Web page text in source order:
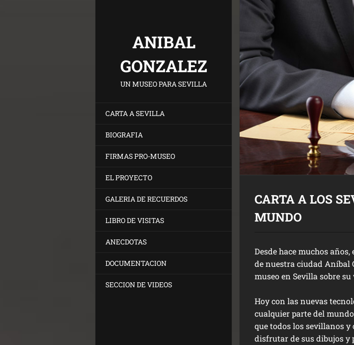
ANIBAL
GONZALEZ
UN MUSEO PARA SEVILLA
CARTA A SEVILLA
BIOGRAFIA
FIRMAS PRO-MUSEO
EL PROYECTO
GALERIA DE RECUERDOS
LIBRO DE VISITAS
ANECDOTAS
DOCUMENTACION
SECCION DE VIDEOS
CARTA A LOS
MUNDO
Desde hace muchos
de nuestra ciudad Aníbal
museo en Sevilla sobre
Hoy con las nuevas
cualquier parte del
que todos los sevillanos
disfrutar de sus dibujos y